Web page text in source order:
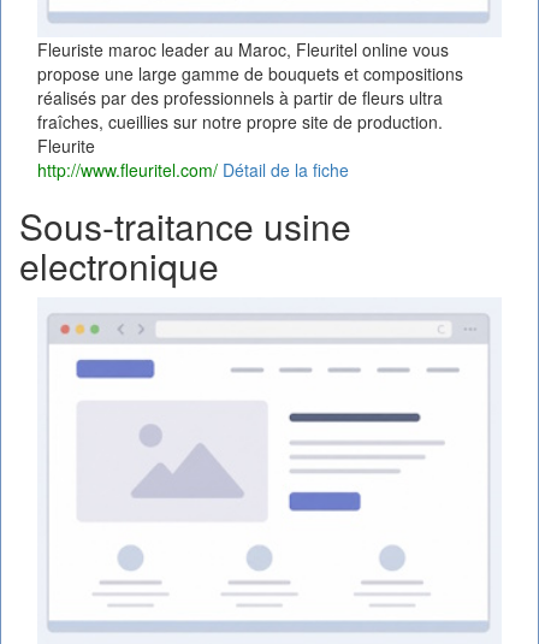
Fleuriste maroc leader au Maroc, Fleuritel online vous
propose une large gamme de bouquets et compositions
réalisés par des professionnels à partir de fleurs ultra
fraîches, cueillies sur notre propre site de production.
Fleurite
http://www.fleuritel.com/ Détail de la fiche
Sous-traitance usine
electronique